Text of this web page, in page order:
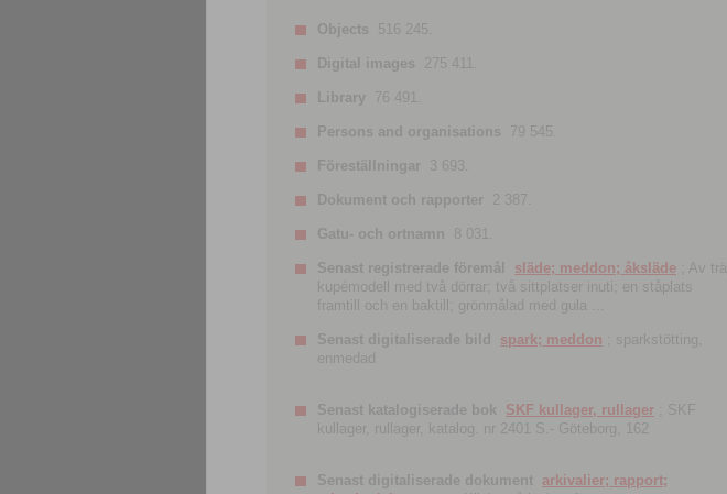
Objects 516 245.
Digital images 275 411.
Library 76 491.
Persons and organisations 79 545.
Föreställningar 3 693.
Dokument och rapporter 2 387.
Gatu- och ortnamn 8 031.
Senast registrerade föremål släde; meddon; åksläde ; Av trä;
kupémodell med två dörrar; två sittplatser inuti; en ståplats
framtill och en baktill; grönmålad med gula ...
Senast digitaliserade bild spark; meddon ; sparkstötting,
enmedad
Senast katalogiserade bok SKF kullager, rullager ; SKF
kullager, rullager, katalog. nr 2401 S.- Göteborg, 162
Senast digitaliserade dokument arkivalier; rapport;